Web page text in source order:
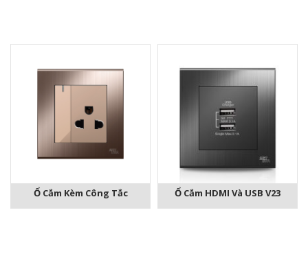
Ổ Cắm Kèm Công Tắc Ổ Cắm HDMI Và USB V23